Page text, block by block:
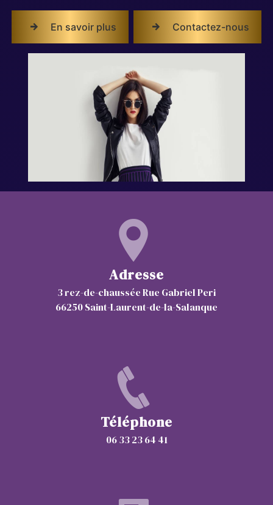
En savoir plus Contactez-nous
Adresse
3 rez-de-chaussée Rue Gabriel Peri
66250 Saint-Laurent-de-la-Salanque
Téléphone
06 33 23 64 41